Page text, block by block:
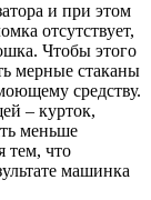
и при этом
отсутствует,
Чтобы этого
мерные стаканы
средству.
– курток,
меньше
тем, что
машинка